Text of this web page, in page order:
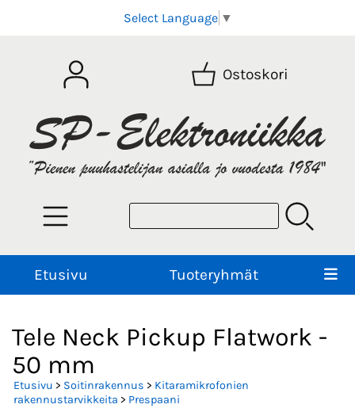
Select Language ▼
Ostoskori
Etusivu Tuoteryhmät
Tele Neck Pickup Flatwork -
50 mm
Etusivu > Soitinrakennus > Kitaramikrofonien
rakennustarvikkeita > Prespaani